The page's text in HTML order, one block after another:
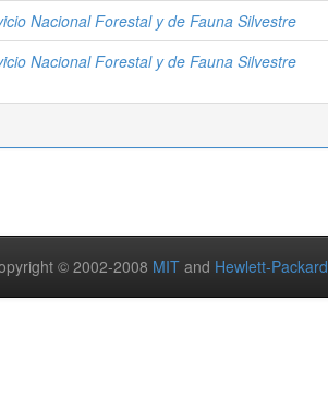
Nacional Forestal y de Fauna Silvestre
Nacional Forestal y de Fauna Silvestre
© 2002-2008 MIT and Hewlett-Packard